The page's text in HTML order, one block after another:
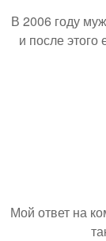
В 2006 году
и после
Мой ответ на